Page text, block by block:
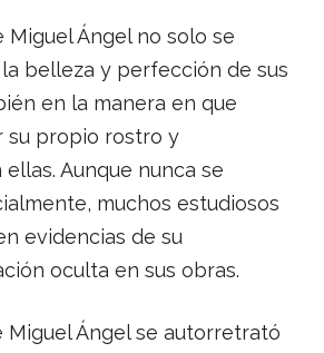
Miguel Ángel no solo se
belleza y perfección de sus
en la manera en que
su propio rostro y
Aunque nunca se
muchos estudiosos
evidencias de su
oculta en sus obras.
Miguel Ángel se autorretrató